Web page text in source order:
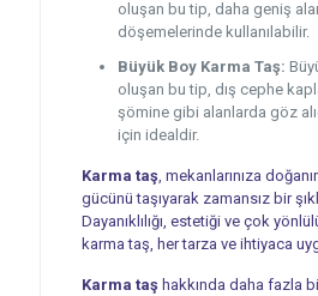
oluşan bu tip, daha geniş
döşemelerinde kullanılabilir.
Büyük Boy Karma Taş:
oluşan bu tip, dış cephe
şömine gibi alanlarda göz
için idealdir.
Karma taş , mekanlarınıza
gücünü taşıyarak zamansız bir
Dayanıklılığı, estetiği ve çok
karma taş, her tarza ve ihtiyaca
Karma taş hakkında daha fazla